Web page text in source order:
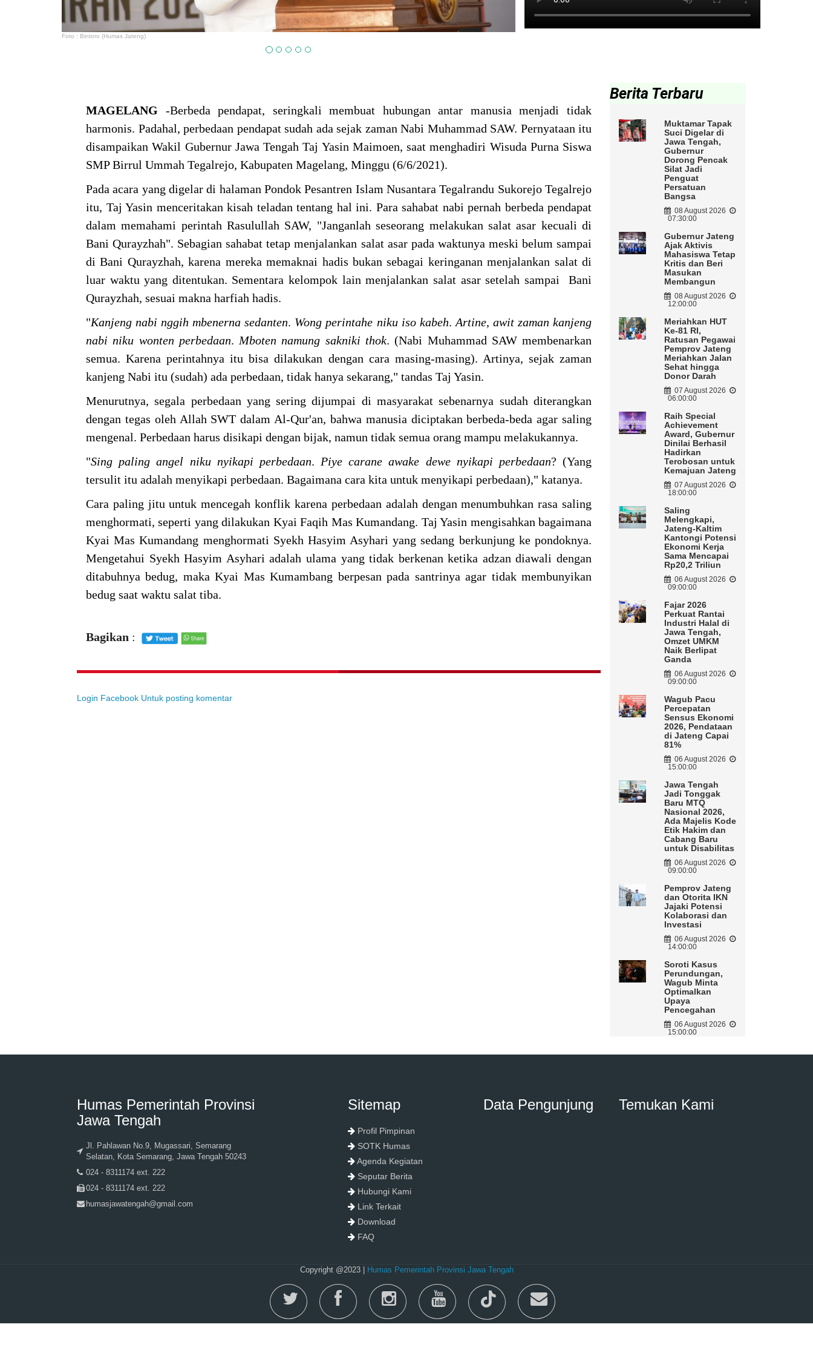
Foto : Bintoro (Humas Jateng)
MAGELANG -Berbeda pendapat, seringkali membuat hubungan antar manusia menjadi tidak
harmonis. Padahal, perbedaan pendapat sudah ada sejak zaman Nabi Muhammad SAW. Pernyataan itu
disampaikan Wakil Gubernur Jawa Tengah Taj Yasin Maimoen, saat menghadiri Wisuda Purna Siswa
SMP Birrul Ummah Tegalrejo, Kabupaten Magelang, Minggu (6/6/2021).
Pada acara yang digelar di halaman Pondok Pesantren Islam Nusantara Tegalrandu Sukorejo Tegalrejo
itu, Taj Yasin menceritakan kisah teladan tentang hal ini. Para sahabat nabi pernah berbeda pendapat
dalam memahami perintah Rasulullah SAW, "Janganlah seseorang melakukan salat asar kecuali di
Bani Qurayzhah". Sebagian sahabat tetap menjalankan salat asar pada waktunya meski belum sampai
di Bani Qurayzhah, karena mereka memaknai hadis bukan sebagai keringanan menjalankan salat di
luar waktu yang ditentukan. Sementara kelompok lain menjalankan salat asar setelah sampai Bani
Qurayzhah, sesuai makna harfiah hadis.
"Kanjeng nabi nggih mbenerna sedanten. Wong perintahe niku iso kabeh. Artine, awit zaman kanjeng
nabi niku wonten perbedaan. Mboten namung sakniki thok. (Nabi Muhammad SAW membenarkan
semua. Karena perintahnya itu bisa dilakukan dengan cara masing-masing). Artinya, sejak zaman
kanjeng Nabi itu (sudah) ada perbedaan, tidak hanya sekarang," tandas Taj Yasin.
Menurutnya, segala perbedaan yang sering dijumpai di masyarakat sebenarnya sudah diterangkan
dengan tegas oleh Allah SWT dalam Al-Qur'an, bahwa manusia diciptakan berbeda-beda agar saling
mengenal. Perbedaan harus disikapi dengan bijak, namun tidak semua orang mampu melakukannya.
"Sing paling angel niku nyikapi perbedaan. Piye carane awake dewe nyikapi perbedaan? (Yang
tersulit itu adalah menyikapi perbedaan. Bagaimana cara kita untuk menyikapi perbedaan)," katanya.
Cara paling jitu untuk mencegah konflik karena perbedaan adalah dengan menumbuhkan rasa saling
menghormati, seperti yang dilakukan Kyai Faqih Mas Kumandang. Taj Yasin mengisahkan bagaimana
Kyai Mas Kumandang menghormati Syekh Hasyim Asyhari yang sedang berkunjung ke pondoknya.
Mengetahui Syekh Hasyim Asyhari adalah ulama yang tidak berkenan ketika adzan diawali dengan
ditabuhnya bedug, maka Kyai Mas Kumambang berpesan pada santrinya agar tidak membunyikan
bedug saat waktu salat tiba.
Bagikan :
Login Facebook Untuk posting komentar
Berita Terbaru
Muktamar Tapak
Suci Digelar di
Jawa Tengah,
Gubernur
Dorong Pencak
Silat Jadi
Penguat
Persatuan
Bangsa
08 August 2026
07:30:00
Gubernur Jateng
Ajak Aktivis
Mahasiswa Tetap
Kritis dan Beri
Masukan
Membangun
08 August 2026
12:00:00
Meriahkan HUT
Ke-81 RI,
Ratusan Pegawai
Pemprov Jateng
Meriahkan Jalan
Sehat hingga
Donor Darah
07 August 2026
06:00:00
Raih Special
Achievement
Award, Gubernur
Dinilai Berhasil
Hadirkan
Terobosan untuk
Kemajuan Jateng
07 August 2026
18:00:00
Saling
Melengkapi,
Jateng-Kaltim
Kantongi Potensi
Ekonomi Kerja
Sama Mencapai
Rp20,2 Triliun
06 August 2026
09:00:00
Fajar 2026
Perkuat Rantai
Industri Halal di
Jawa Tengah,
Omzet UMKM
Naik Berlipat
Ganda
06 August 2026
09:00:00
Wagub Pacu
Percepatan
Sensus Ekonomi
2026, Pendataan
di Jateng Capai
81%
06 August 2026
15:00:00
Jawa Tengah
Jadi Tonggak
Baru MTQ
Nasional 2026,
Ada Majelis Kode
Etik Hakim dan
Cabang Baru
untuk Disabilitas
06 August 2026
09:00:00
Pemprov Jateng
dan Otorita IKN
Jajaki Potensi
Kolaborasi dan
Investasi
06 August 2026
14:00:00
Soroti Kasus
Perundungan,
Wagub Minta
Optimalkan
Upaya
Pencegahan
06 August 2026
15:00:00
Humas Pemerintah Provinsi
Jawa Tengah
Jl. Pahlawan No.9, Mugassari, Semarang
Selatan, Kota Semarang, Jawa Tengah 50243
024 - 8311174 ext. 222
024 - 8311174 ext. 222
humasjawatengah@gmail.com
Sitemap
Profil Pimpinan
SOTK Humas
Agenda Kegiatan
Seputar Berita
Hubungi Kami
Link Terkait
Download
FAQ
Data Pengunjung Temukan Kami
Copyright @2023 | Humas Pemerintah Provinsi Jawa Tengah